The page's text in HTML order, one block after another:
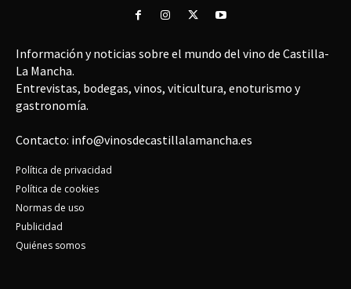
Información y noticias sobre el mundo del vino de Castilla-
La Mancha.
Entrevistas, bodegas, vinos, viticultura, enoturismo y
gastronomía.
Contacto: info@vinosdecastillalamancha.es
Política de privacidad
Política de cookies
Normas de uso
Publicidad
Quiénes somos